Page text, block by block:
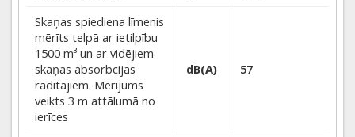
Skaņas spiediena līmenis
mērīts telpā ar ietilpību
1500 m³ un ar vidējiem
skaņas absorbcijas
rādītājiem. Mērījums
veikts 3 m attālumā no
ierīces
dB(A) 57